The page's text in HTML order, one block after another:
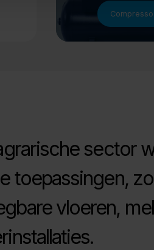
sector
toepassingen,
vloeren,